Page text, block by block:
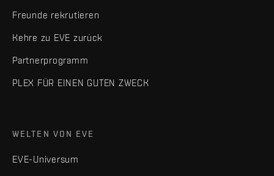
Freunde rekrutieren
Kehre zu EVE zurück
Partnerprogramm
PLEX FÜR EINEN GUTEN ZWECK
WELTEN VON EVE
EVE-Universum